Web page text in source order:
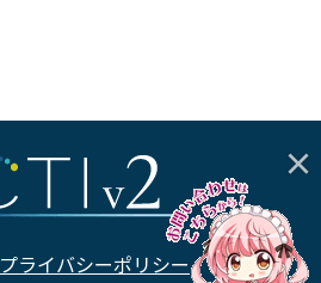
プライバシーポリシー
×